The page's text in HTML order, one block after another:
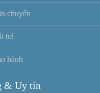
chuyển
trả
hành
& Uy tín